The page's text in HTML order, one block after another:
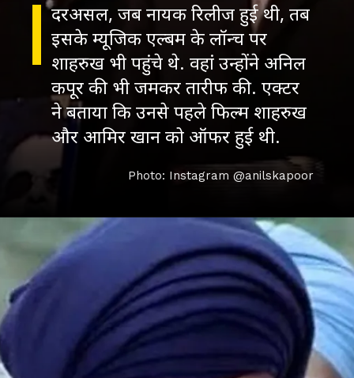
दरअसल, जब नायक रिलीज हुई थी, तब
इसके म्यूजिक एल्बम के लॉन्च पर
शाहरुख भी पहुंचे थे. वहां उन्होंने अनिल
कपूर की भी जमकर तारीफ की. एक्टर
ने बताया कि उनसे पहले फिल्म शाहरुख
और आमिर खान को ऑफर हुई थी.
Photo: Instagram @anilskapoor